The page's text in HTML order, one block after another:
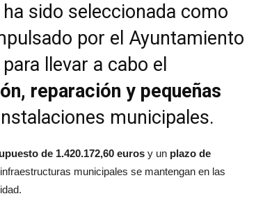
ha sido seleccionada como
por el Ayuntamiento
llevar a cabo el
reparación y pequeñas
municipales.
de 1.420.172,60 euros y un plazo de
municipales se mantengan en las